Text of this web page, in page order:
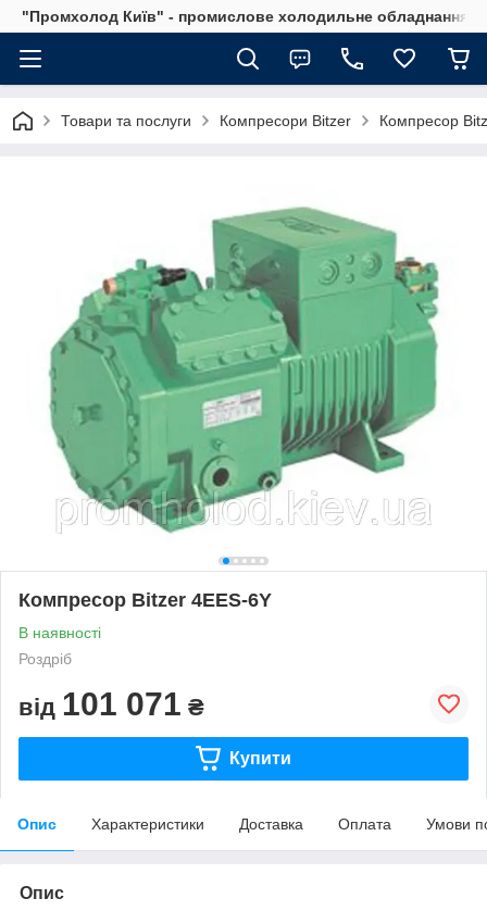
"Промхолод Київ" - промислове холодильне обладнання.
Товари та послуги Компресори Bitzer Компресор
Компресор Bitzer 4EES-6Y
В наявності
Роздріб
від 101 071 ₴
Купити
Опис Характеристики Доставка Оплата Умови
Опис